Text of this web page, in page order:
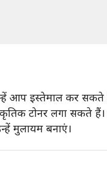
आप इस्तेमाल कर
टोनर लगा सकते
मुलायम बनाएं।